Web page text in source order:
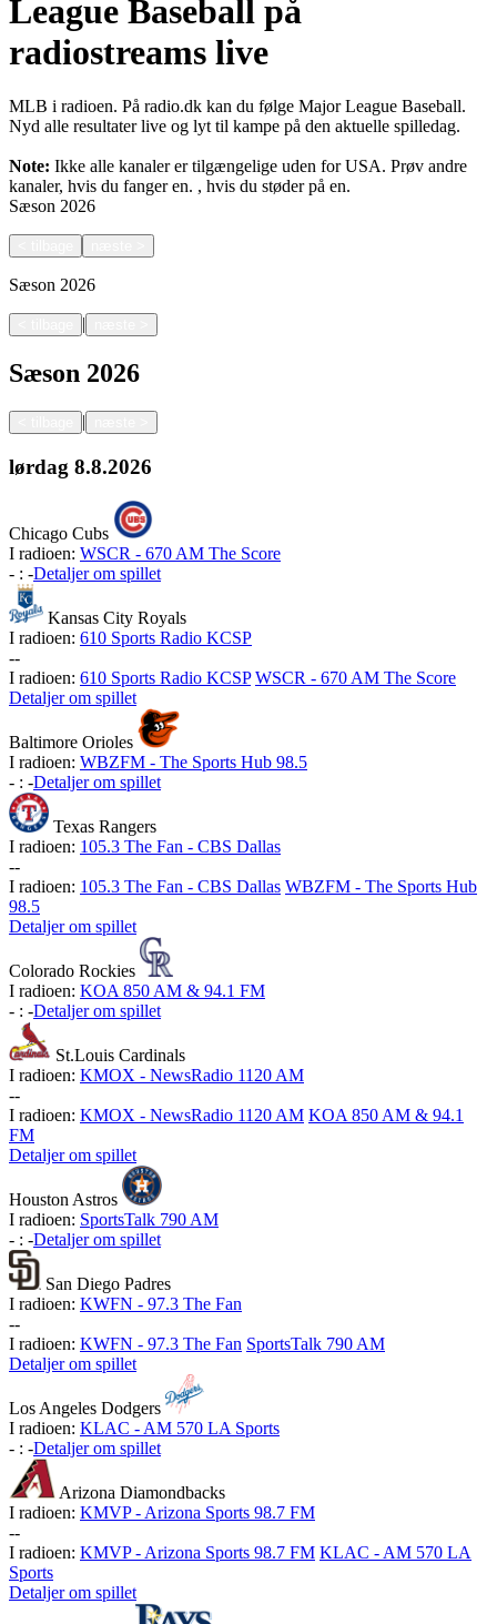
League Baseball på
radiostreams live
MLB i radioen. På radio.dk kan du følge Major League Baseball.
Nyd alle resultater live og lyt til kampe på den aktuelle spilledag.
Note: Ikke alle kanaler er tilgængelige uden for USA. Prøv andre
kanaler, hvis du fanger en. , hvis du støder på en.
Sæson 2026
Sæson 2026
|
Sæson 2026
|
lørdag 8.8.2026
Chicago Cubs
I radioen: WSCR - 670 AM The Score
- : -Detaljer om spillet
Kansas City Royals
I radioen: 610 Sports Radio KCSP
--
I radioen: 610 Sports Radio KCSP WSCR - 670 AM The Score
Detaljer om spillet
Baltimore Orioles
I radioen: WBZFM - The Sports Hub 98.5
- : -Detaljer om spillet
Texas Rangers
I radioen: 105.3 The Fan - CBS Dallas
--
I radioen: 105.3 The Fan - CBS Dallas WBZFM - The Sports Hub
98.5
Detaljer om spillet
Colorado Rockies
I radioen: KOA 850 AM & 94.1 FM
- : -Detaljer om spillet
St.Louis Cardinals
I radioen: KMOX - NewsRadio 1120 AM
--
I radioen: KMOX - NewsRadio 1120 AM KOA 850 AM & 94.1
FM
Detaljer om spillet
Houston Astros
I radioen: SportsTalk 790 AM
- : -Detaljer om spillet
San Diego Padres
I radioen: KWFN - 97.3 The Fan
--
I radioen: KWFN - 97.3 The Fan SportsTalk 790 AM
Detaljer om spillet
Los Angeles Dodgers
I radioen: KLAC - AM 570 LA Sports
- : -Detaljer om spillet
Arizona Diamondbacks
I radioen: KMVP - Arizona Sports 98.7 FM
--
I radioen: KMVP - Arizona Sports 98.7 FM KLAC - AM 570 LA
Sports
Detaljer om spillet